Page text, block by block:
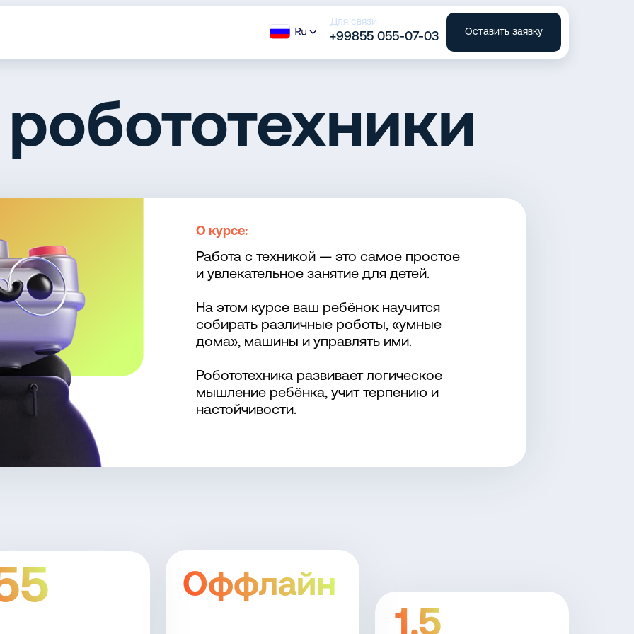
+99855 055-07-03
Для связи
Оставить заявку
О курсе:
Работа с техникой — это самое простое
и увлекательное занятие для детей.
На этом курсе ваш ребёнок научится
собирать различные роботы, «умные
дома», машины и управлять ими.
Робототехника развивает логическое
мышление ребёнка, учит терпению и
настойчивости.
1.5
Оффлайн